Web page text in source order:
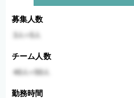
募集人数
チーム人数
勤務時間